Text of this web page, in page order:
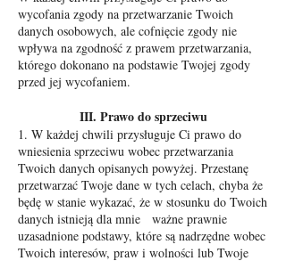
wycofania zgody na przetwarzanie Twoich
danych osobowych, ale cofnięcie zgody nie
wpływa na zgodność z prawem przetwarzania,
którego dokonano na podstawie Twojej zgody
przed jej wycofaniem.
III. Prawo do sprzeciwu
1. W każdej chwili przysługuje Ci prawo do
wniesienia sprzeciwu wobec przetwarzania
Twoich danych opisanych powyżej. Przestanę
przetwarzać Twoje dane w tych celach, chyba że
będę w stanie wykazać, że w stosunku do Twoich
danych istnieją dla mnie ważne prawnie
uzasadnione podstawy, które są nadrzędne wobec
Twoich interesów, praw i wolności lub Twoje